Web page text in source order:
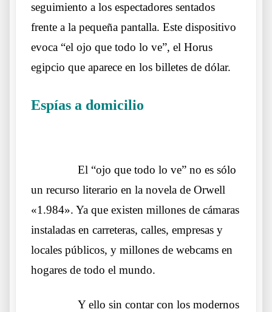
seguimiento a los espectadores sentados
frente a la pequeña pantalla. Este dispositivo
evoca “el ojo que todo lo ve”, el Horus
egipcio que aparece en los billetes de dólar.
Espías a domicilio
El “ojo que todo lo ve” no es sólo
un recurso literario en la novela de Orwell
«1.984». Ya que existen millones de cámaras
instaladas en carreteras, calles, empresas y
locales públicos, y millones de webcams en
hogares de todo el mundo.
Y ello sin contar con los modernos